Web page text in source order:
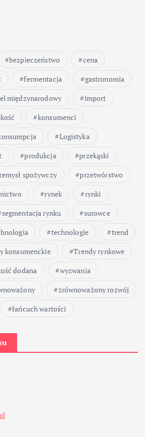
bezpieczeństwo
cena
fermentacja
gastronomia
międzynarodowy
import
konsumenci
Logistyka
produkcja
przekąski
spożywczy
przetwórstwo
rynek
rynki
segmentacja rynku
surowce
technologie
trend
konsumenckie
Trendy rynkowe
dodana
wyzwania
zrównoważony rozwój
łańcuch wartości